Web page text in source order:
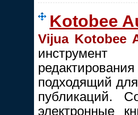
Kotobee
Vijua Kotobee
подходящий
публикаций.
электронные